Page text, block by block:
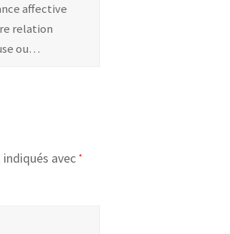
affective
relation
ou…
avec *